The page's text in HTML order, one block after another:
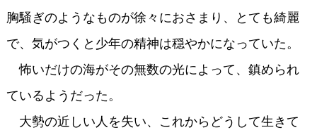
胸騒ぎのようなものが徐々におさまり、とても綺麗
で、気がつくと少年の精神は穏やかになっていた。
怖いだけの海がその無数の光によって、鎮められ
ているようだった。
大勢の近しい人を失い、これからどうして生きて